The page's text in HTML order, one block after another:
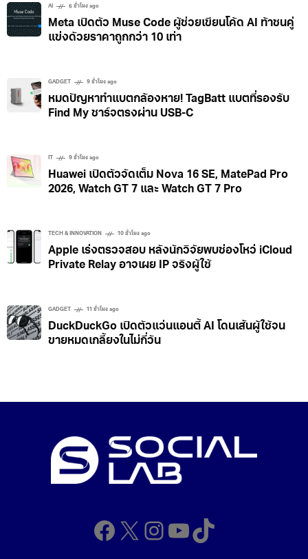
AI 6 ชั่วโมง ago
Meta เปิดตัว Muse Code ผู้ช่วยเขียนโค้ด AI ท้าชนคู่
แข่งด้วยราคาถูกกว่า 10 เท่า
GADGET 9 ชั่วโมง ago
หมดปัญหาทำแบตกล้องหาย! TagBatt แบตที่รองรับ
Find My ชาร์จตรงผ่าน USB-C
9 ชั่วโมง ago
Huawei เปิดตัวจัดเต็ม Nova 16 SE, MatePad Pro
2026, Watch GT 7 และ Watch GT 7 Pro
TECH & INNOVATION 10 ชั่วโมง ago
Apple เร่งตรวจสอบ หลังนักวิจัยพบช่องโหว่ iCloud
Private Relay อาจเผย IP จริงผู้ใช้
GADGET 11 ชั่วโมง ago
DuckDuckGo เปิดตัวแว่นแอนตี้ AI โดนเส้นผู้ใช้จน
ขายหมดเกลี้ยงในไม่กี่วัน
Facebook
X Instagram
YouTube
TikTok